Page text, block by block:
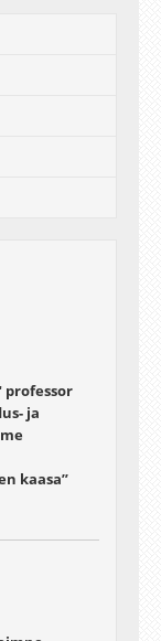
ja
kaasa”